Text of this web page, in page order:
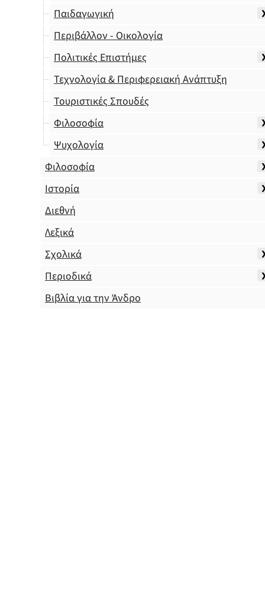
Παιδαγωγική
Περιβάλλον - Οικολογία
Πολιτικές Επιστήμες
Τεχνολογία & Περιφερειακή Ανάπτυξη
Τουριστικές Σπουδές
Φιλοσοφία
Ψυχολογία
Φιλοσοφία
Ιστορία
Διεθνή
Λεξικά
Σχολικά
Περιοδικά
Βιβλία για την Άνδρο